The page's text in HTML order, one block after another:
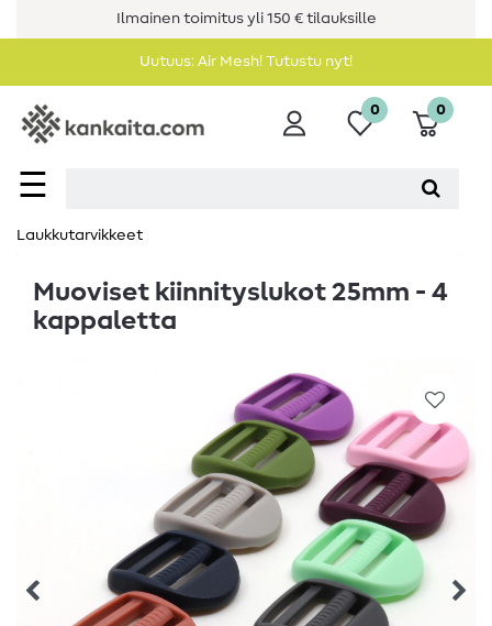
Ilmainen toimitus yli 150 € tilauksille
Uutuus: Air Mesh! Tutustu nyt!
☰
0 0
Laukkutarvikkeet
Muoviset kiinnityslukot 25mm - 4
kappaletta